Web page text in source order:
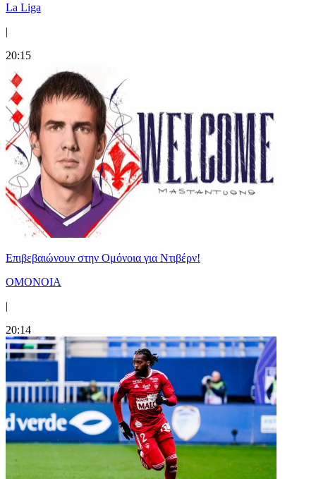
La Liga
|
20:15
Επιβεβαιώνουν στην Ομόνοια για Ντιβέρν!
ΟΜΟΝΟΙΑ
|
20:14